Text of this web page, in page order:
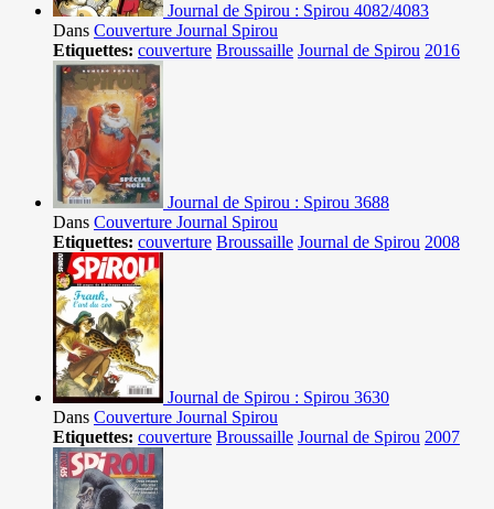
Journal de Spirou : Spirou 4082/4083
Dans Couverture Journal Spirou
Etiquettes: couverture Broussaille Journal de Spirou 2016
Journal de Spirou : Spirou 3688
Dans Couverture Journal Spirou
Etiquettes: couverture Broussaille Journal de Spirou 2008
Journal de Spirou : Spirou 3630
Dans Couverture Journal Spirou
Etiquettes: couverture Broussaille Journal de Spirou 2007